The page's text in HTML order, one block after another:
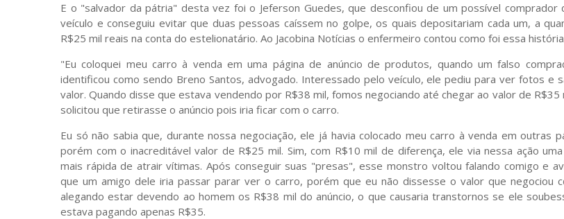
E o "salvador da pátria" desta vez foi o Jeferson Guedes, que desconfiou de um possível comprador
veículo e conseguiu evitar que duas pessoas caíssem no golpe, os quais depositariam cada um, a
R$25 mil reais na conta do estelionatário. Ao Jacobina Notícias o enfermeiro contou como foi essa
"Eu coloquei meu carro à venda em uma página de anúncio de produtos, quando um falso
identificou como sendo Breno Santos, advogado. Interessado pelo veículo, ele pediu para ver fotos e
valor. Quando disse que estava vendendo por R$38 mil, fomos negociando até chegar ao valor de R$35
solicitou que retirasse o anúncio pois iria ficar com o carro.
Eu só não sabia que, durante nossa negociação, ele já havia colocado meu carro à venda em outras
porém com o inacreditável valor de R$25 mil. Sim, com R$10 mil de diferença, ele via nessa ação
mais rápida de atrair vítimas. Após conseguir suas "presas", esse monstro voltou falando comigo e
que um amigo dele iria passar parar ver o carro, porém que eu não dissesse o valor que negociou
alegando estar devendo ao homem os R$38 mil do anúncio, o que causaria transtornos se ele
estava pagando apenas R$35.